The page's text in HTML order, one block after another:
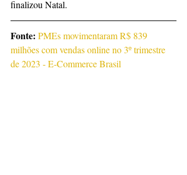
finalizou Natal.
Fonte: PMEs movimentaram R$ 839
milhões com vendas online no 3º trimestre
de 2023 - E-Commerce Brasil